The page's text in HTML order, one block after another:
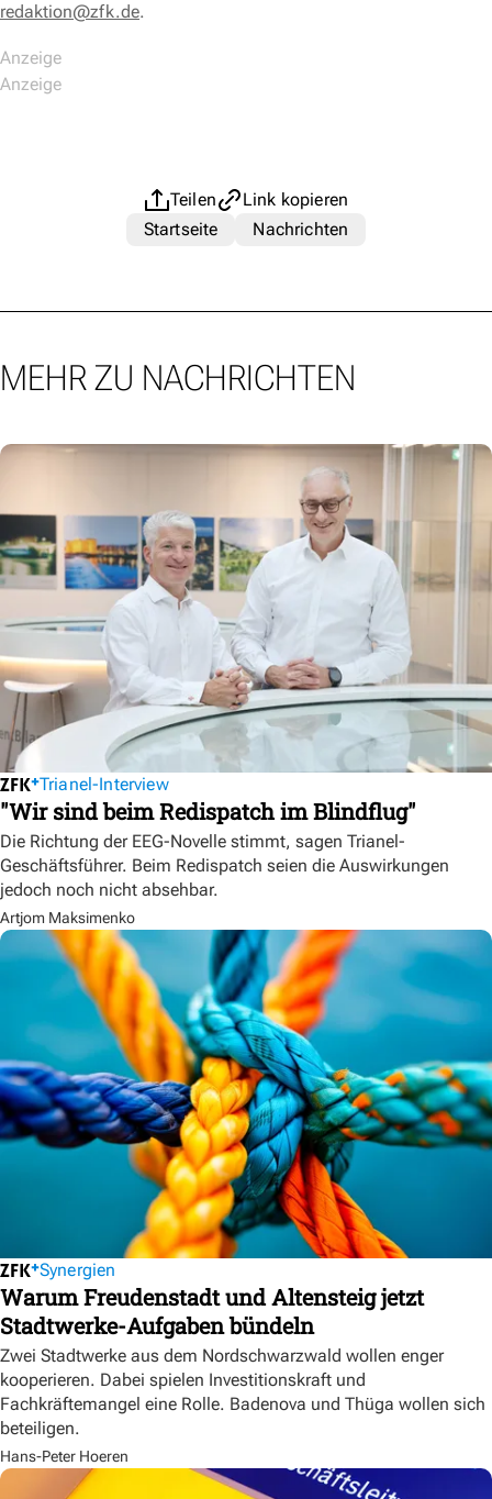
redaktion@zfk.de.
Teilen
Link kopieren
Startseite
Nachrichten
MEHR ZU NACHRICHTEN
Trianel-Interview
"Wir sind beim Redispatch im Blindflug"
Die Richtung der EEG-Novelle stimmt, sagen Trianel-
Geschäftsführer. Beim Redispatch seien die Auswirkungen
jedoch noch nicht absehbar.
Artjom Maksimenko
Synergien
Warum Freudenstadt und Altensteig jetzt
Stadtwerke-Aufgaben bündeln
Zwei Stadtwerke aus dem Nordschwarzwald wollen enger
kooperieren. Dabei spielen Investitionskraft und
Fachkräftemangel eine Rolle. Badenova und Thüga wollen sich
beteiligen.
Hans-Peter Hoeren